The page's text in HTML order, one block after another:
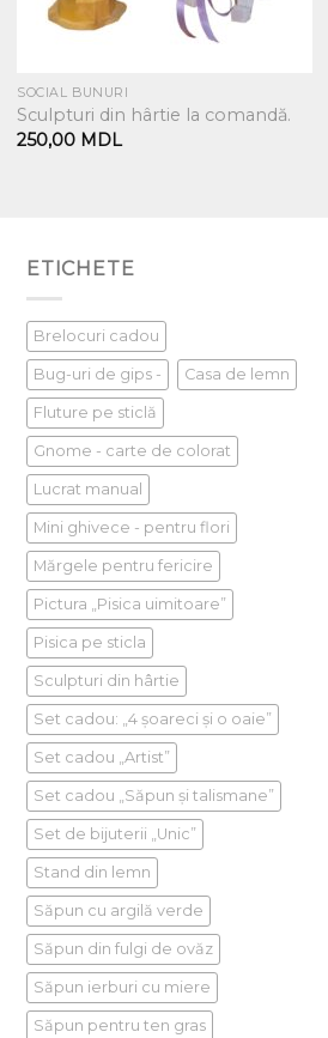
SOCIAL BUNURI
Sculpturi din hârtie la comandă.
250,00 MDL
ETICHETE
Brelocuri cadou
Bug-uri de gips - Casa de lemn
Fluture pe sticlă
Gnome - carte de colorat
Lucrat manual
Mini ghivece - pentru flori
Mărgele pentru fericire
Pictura „Pisica uimitoare”
Pisica pe sticla
Sculpturi din hârtie
Set cadou: „4 șoareci și o oaie”
Set cadou „Artist”
Set cadou „Săpun și talismane”
Set de bijuterii „Unic”
Stand din lemn
Săpun cu argilă verde
Săpun din fulgi de ovăz
Săpun ierburi cu miere
Săpun pentru ten gras